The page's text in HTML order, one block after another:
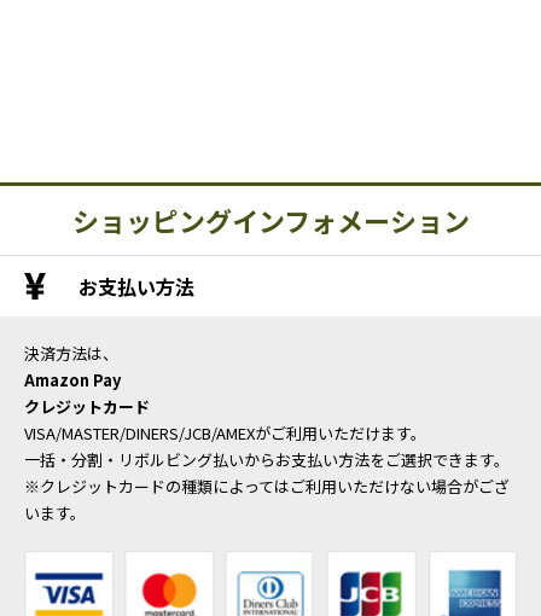
ショッピングインフォメーション
お支払い方法
決済方法は、
Amazon Pay
クレジットカード
VISA/MASTER/DINERS/JCB/AMEXがご利用いただけます。
一括・分割・リボルビング払いからお支払い方法をご選択できます。
※クレジットカードの種類によってはご利用いただけない場合がござ
います。